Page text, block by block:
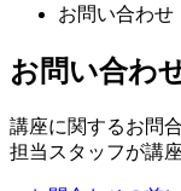
お問い合わせ
お問い合わ
講座に関するお問
担当スタッフが講